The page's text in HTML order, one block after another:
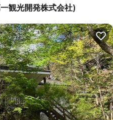
観光開発株式会社)